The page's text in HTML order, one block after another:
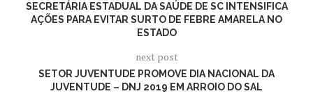
SECRETÁRIA ESTADUAL DA SAÚDE DE SC INTENSIFICA
AÇÕES PARA EVITAR SURTO DE FEBRE AMARELA NO
ESTADO
next post
SETOR JUVENTUDE PROMOVE DIA NACIONAL DA
JUVENTUDE – DNJ 2019 EM ARROIO DO SAL